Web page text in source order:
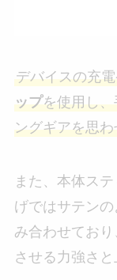
デバイスの充
ップを使用し
ングギアを思
また、本体ス
げではサテン
み合わせてお
させる力強さと